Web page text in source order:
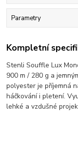
Parametry
Kompletní
Stenli Souffle Lux
900 m / 280 g a
polyester je příjemná
háčkování i pletení.
lehké a vzdušné